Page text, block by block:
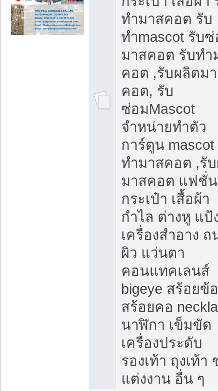
ทำมาสคอต รับ
ทำmascot รับ
มาสคอต รับทำ
คอต ,รับผลิตม
คอต, รับ
ซ่อมMascot
จำหน่ายทำตัว
การ์ตูน mascot
ทำมาสคอต ,รั
มาสคอต แฟชั่น
กระเป๋า เสื้อผ้า
กำไล ต่างหู แป้
เครื่องสำอาง
ผิว แว่นตา
คอนแทคเลนส์
bigeye สร้อยข้
สร้อยคอ
นาฬิกา เข็มขัด
เครื่องประดับ
รองเท้า ถุงเท้า
แต่งงาน อื่น ๆ